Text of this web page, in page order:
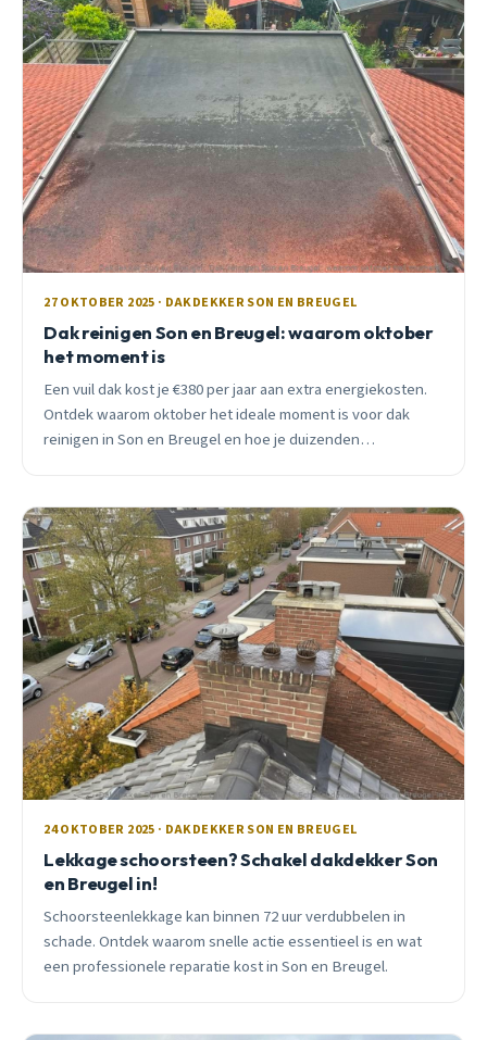
27 OKTOBER 2025 · DAKDEKKER SON EN BREUGEL
Dak reinigen Son en Breugel: waarom oktober
het moment is
Een vuil dak kost je €380 per jaar aan extra energiekosten.
Ontdek waarom oktober het ideale moment is voor dak
reinigen in Son en Breugel en hoe je duizenden
24 OKTOBER 2025 · DAKDEKKER SON EN BREUGEL
Lekkage schoorsteen? Schakel dakdekker Son
en Breugel in!
Schoorsteenlekkage kan binnen 72 uur verdubbelen in
schade. Ontdek waarom snelle actie essentieel is en wat
een professionele reparatie kost in Son en Breugel.